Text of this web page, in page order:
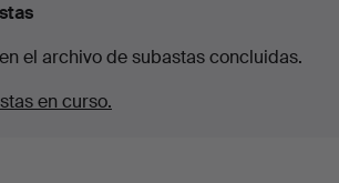
el archivo de subastas concluidas.
en curso.